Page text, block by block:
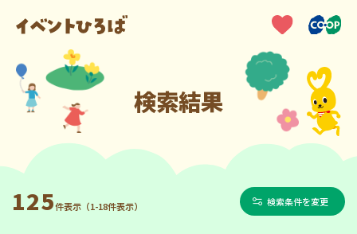
検索結果
125件表示（1-18件表示） 検索条件を変更